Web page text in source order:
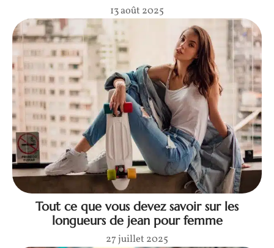
13 août 2025
Tout ce que vous devez savoir sur les
longueurs de jean pour femme
27 juillet 2025